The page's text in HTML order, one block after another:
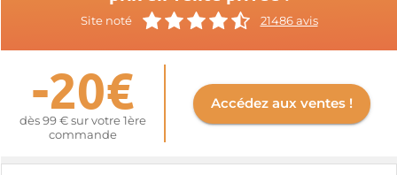
Site noté 21486 avis
-20€
dès 99 € sur votre 1ère
commande
Accédez aux ventes !